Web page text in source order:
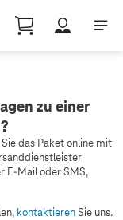
zu einer
das Paket online mit
E-Mail oder SMS,
kontaktierenSie uns.